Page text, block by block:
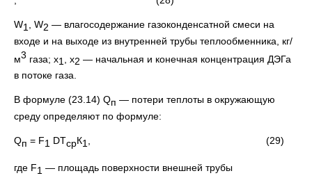
W1 , W2 — влагосодержание газоконденсатной смеси на
входе и на выходе из внутренней трубы теплообменника, кг/
м3 газа; х1 , х2 — начальная и конечная концентрация ДЭГа
в потоке газа.
В формуле (23.14) Qп — потери теплоты в окружающую
среду определяют по формуле:
Qп = F1 DTcрК1 , (29)
где F1 — площадь поверхности внешней трубы